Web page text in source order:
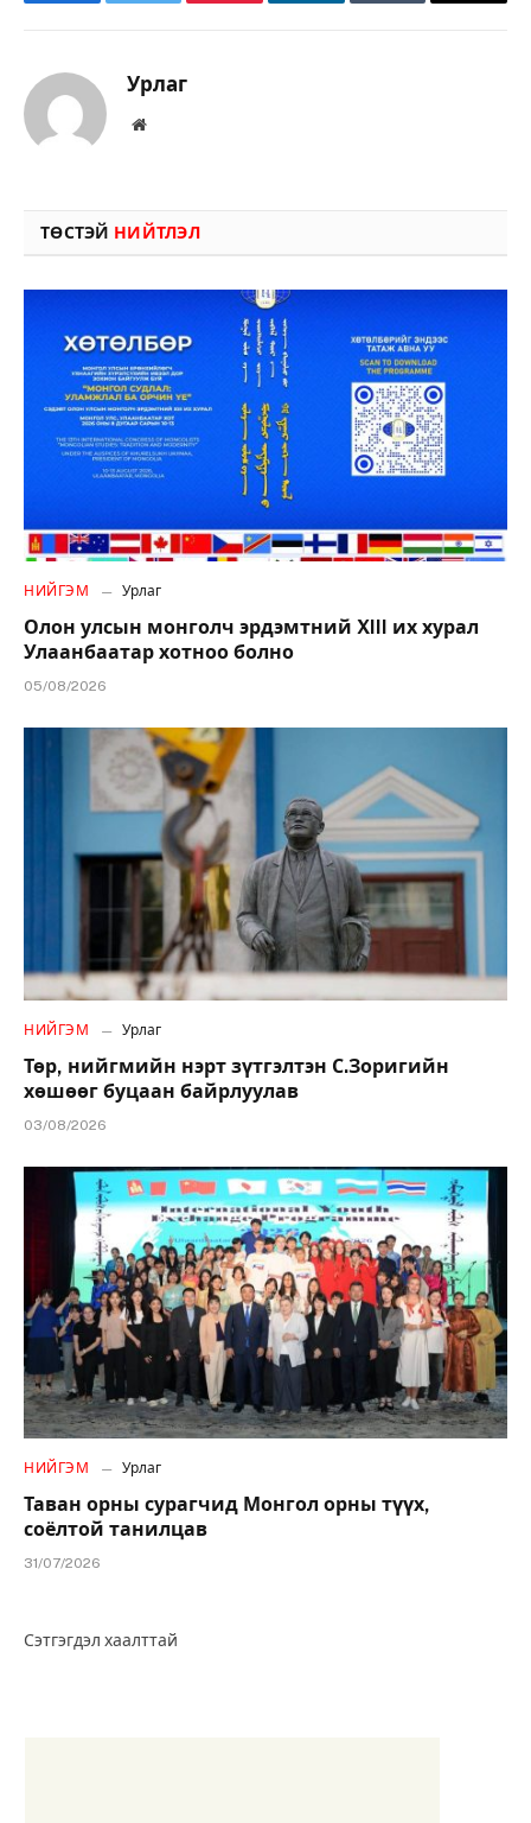
Урлаг
Вэбсайт
ТӨСТЭЙ НИЙТЛЭЛ
НИЙГЭМ Урлаг
Олон улсын монголч эрдэмтний XIII их хурал
Улаанбаатар хотноо болно
05/08/2026
НИЙГЭМ Урлаг
Төр, нийгмийн нэрт зүтгэлтэн С.Зоригийн
хөшөөг буцаан байрлуулав
03/08/2026
НИЙГЭМ Урлаг
Таван орны сурагчид Монгол орны түүх,
соёлтой танилцав
31/07/2026
Сэтгэгдэл хаалттай